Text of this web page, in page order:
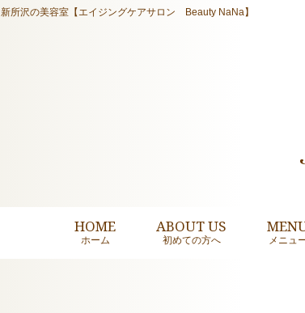
新所沢の美容室【エイジングケアサロン Beauty NaNa】
HOME
ホーム
ABOUT US
初めての方へ メニュ